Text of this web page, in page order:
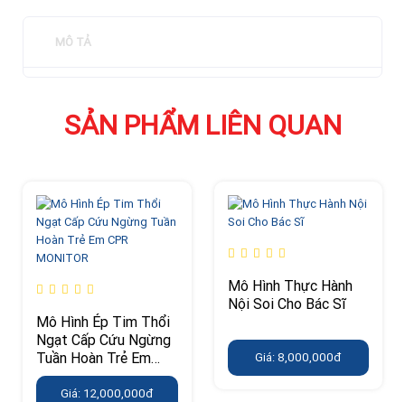
MÔ TẢ
SẢN PHẨM LIÊN QUAN
Mô Hình Ép Tim Thổi
Ngạt Cấp Cứu Ngừng
Tuần Hoàn Trẻ Em
CPR MONITOR
Giá: 12,000,000đ
Mô Hình Thực Hành
Nội Soi Cho Bác Sĩ
Giá: 8,000,000đ